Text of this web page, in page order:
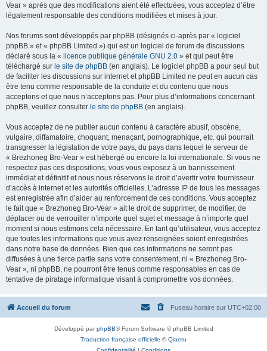
Vear » après que des modifications aient été effectuées, vous acceptez d’être
légalement responsable des conditions modifiées et mises à jour.
Nos forums sont développés par phpBB (désignés ci-après par « logiciel
phpBB » et « phpBB Limited ») qui est un logiciel de forum de discussions
déclaré sous la « licence publique générale GNU 2.0 » et qui peut être
téléchargé sur le site de phpBB (en anglais). Le logiciel phpBB a pour seul but
de faciliter les discussions sur internet et phpBB Limited ne peut en aucun cas
être tenu comme responsable de la conduite et du contenu que nous
acceptons et que nous n’acceptons pas. Pour plus d’informations concernant
phpBB, veuillez consulter le site de phpBB (en anglais).
Vous acceptez de ne publier aucun contenu à caractère abusif, obscène,
vulgaire, diffamatoire, choquant, menaçant, pornographique, etc. qui pourrait
transgresser la législation de votre pays, du pays dans lequel le serveur de
« Brezhoneg Bro-Vear » est hébergé ou encore la loi internationale. Si vous ne
respectez pas ces dispositions, vous vous exposez à un bannissement
immédiat et définitif et nous nous réservons le droit d’avertir votre fournisseur
d’accès à internet et les autorités officielles. L’adresse IP de tous les messages
est enregistrée afin d’aider au renforcement de ces conditions. Vous acceptez
le fait que « Brezhoneg Bro-Vear » ait le droit de supprimer, de modifier, de
déplacer ou de verrouiller n’importe quel sujet et message à n’importe quel
moment si nous estimons cela nécessaire. En tant qu’utilisateur, vous acceptez
que toutes les informations que vous avez renseignées soient enregistrées
dans notre base de données. Bien que ces informations ne seront pas
diffusées à une tierce partie sans votre consentement, ni « Brezhoneg Bro-
Vear », ni phpBB, ne pourront être tenus comme responsables en cas de
tentative de piratage informatique visant à compromettre vos données.
Accueil du forum Fuseau horaire sur UTC+02:00
Développé parphpBB® Forum Software © phpBB Limited
Traduction française officielle ©Qiaeru